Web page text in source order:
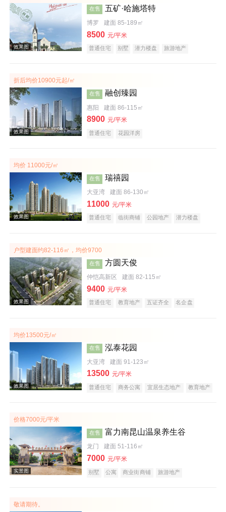
效果图
效果图
效果图
在售 五矿·哈施塔特
博罗 建面 85-189㎡
8500 元/平米
普通住宅 别墅 潜力楼盘
旅游地产
折后均价10900元起/㎡
效果图
在售 融创臻园
惠阳 建面 86-115㎡
8900 元/平米
普通住宅 花园洋房
均价 11000元/㎡
在售 瑞禧园
大亚湾 建面 86-130㎡
11000 元/平米
普通住宅 临街商铺 公园地产
潜力楼盘
户型建面约82-116㎡，均价9700
在售 方圆天俊
仲恺高新区 建面 82-115㎡
9400 元/平米
普通住宅 教育地产 五证齐全 名企盘
均价13500元/㎡
在售 泓泰花园
大亚湾 建面 91-123㎡
13500 元/平米
普通住宅 商务公寓 宜居生态地产 教育地产
价格7000元/平米
在售 富力南昆山温泉养生谷
龙门 建面 51-116㎡
7000 元/平米
别墅 公寓 商业街商铺
旅游地产
敬请期待。